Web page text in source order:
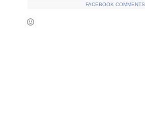
FACEBOOK COMMENTS